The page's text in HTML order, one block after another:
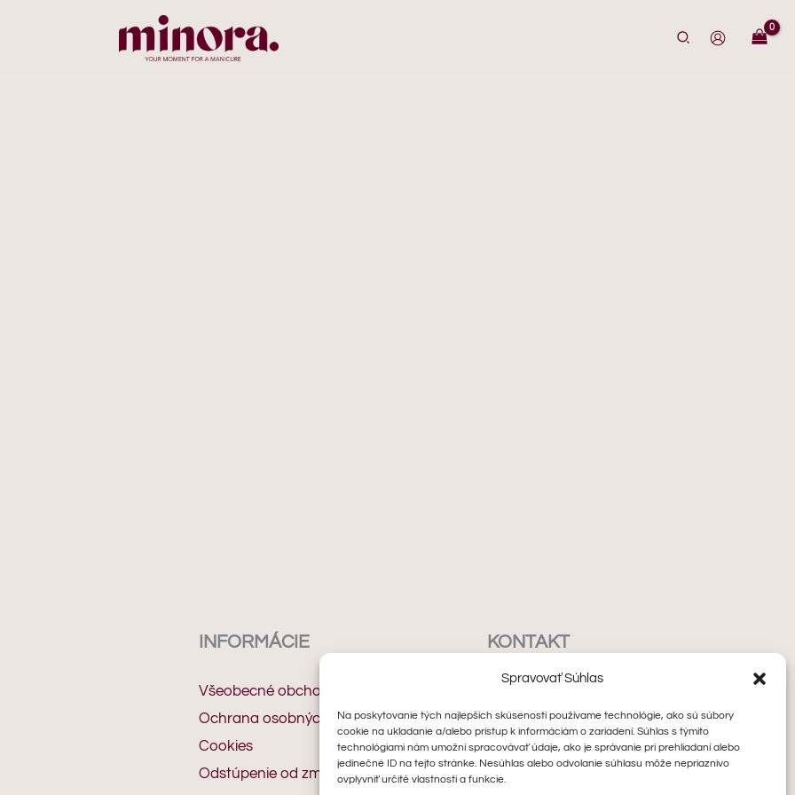
Spravovať Súhlas
Na poskytovanie tých najlepších skúseností používame technológie, ako sú súbory
cookie na ukladanie a/alebo prístup k informáciám o zariadení. Súhlas s týmito
technológiami nám umožní spracovávať údaje, ako je správanie pri prehliadaní alebo
jedinečné ID na tejto stránke. Nesúhlas alebo odvolanie súhlasu môže nepriaznivo
ovplyvniť určité vlastnosti a funkcie.
INFORMÁCIE
Všeobecné obchodné podmienky
Ochrana osobných údajov
Cookies
Odstúpenie od zmluvy
KONTAKT
hello@minoranails.com